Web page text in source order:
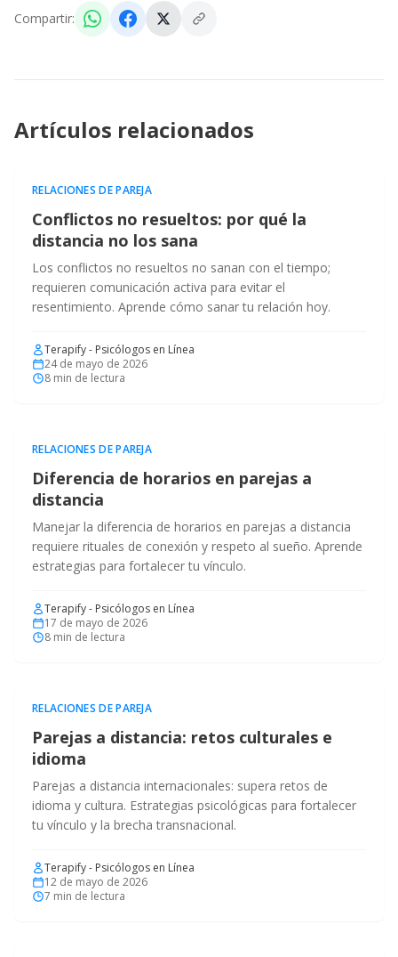
Compartir:
Artículos relacionados
RELACIONES DE PAREJA
Conflictos no resueltos: por qué la
distancia no los sana
Los conflictos no resueltos no sanan con el tiempo;
requieren comunicación activa para evitar el
resentimiento. Aprende cómo sanar tu relación hoy.
Terapify - Psicólogos en Línea
24 de mayo de 2026
8 min de lectura
RELACIONES DE PAREJA
Diferencia de horarios en parejas a
distancia
Manejar la diferencia de horarios en parejas a distancia
requiere rituales de conexión y respeto al sueño. Aprende
estrategias para fortalecer tu vínculo.
Terapify - Psicólogos en Línea
17 de mayo de 2026
8 min de lectura
RELACIONES DE PAREJA
Parejas a distancia: retos culturales e
idioma
Parejas a distancia internacionales: supera retos de
idioma y cultura. Estrategias psicológicas para fortalecer
tu vínculo y la brecha transnacional.
Terapify - Psicólogos en Línea
12 de mayo de 2026
7 min de lectura